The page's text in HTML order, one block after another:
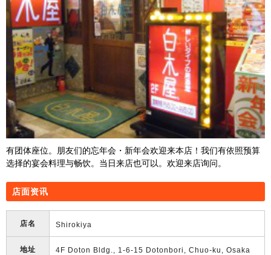
有团体座位。朋友们的忘年会・新年会欢迎来本店！我们有依照预算
选择的宴会料理与畅饮。当日来店也可以。欢迎来店询问。
店面资讯
店名 Shirokiya
地址
4F Doton Bldg., 1-6-15 Dotonbori, Chuo-ku, Osaka